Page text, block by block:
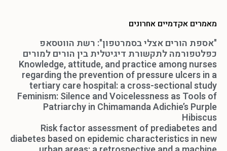
מאמרים אקדמיים אחרונים
"אספת הורים אצלי בסמרטפון": רשת הווטסאפ
כפלטפורמה לתקשורת דיגיטלית בין הורים למורים
Knowledge, attitude, and practice among nurses
regarding the prevention of pressure ulcers in a
tertiary care hospital: a cross-sectional study
Feminism: Silence and Voicelessness as Tools of
Patriarchy in Chimamanda Adichie’s Purple
Hibiscus
Risk factor assessment of prediabetes and
diabetes based on epidemic characteristics in new